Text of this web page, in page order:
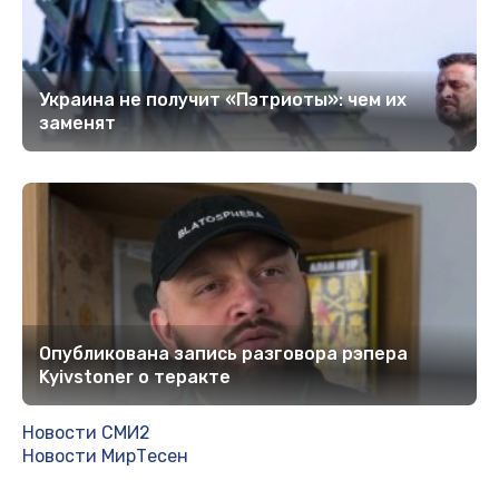
Украина не получит «Пэтриоты»: чем их
заменят
Опубликована запись разговора рэпера
Kyivstoner о теракте
Новости СМИ2
Новости МирТесен